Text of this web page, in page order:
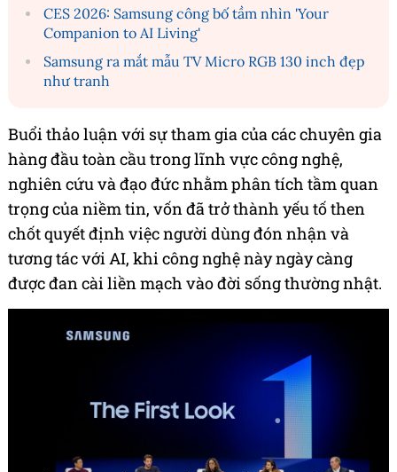
CES 2026: Samsung công bố tầm nhìn 'Your
Companion to AI Living'
Samsung ra mắt mẫu TV Micro RGB 130 inch đẹp
như tranh
Buổi thảo luận với sự tham gia của các chuyên gia
hàng đầu toàn cầu trong lĩnh vực công nghệ,
nghiên cứu và đạo đức nhằm phân tích tầm quan
trọng của niềm tin, vốn đã trở thành yếu tố then
chốt quyết định việc người dùng đón nhận và
tương tác với AI, khi công nghệ này ngày càng
được đan cài liền mạch vào đời sống thường nhật.